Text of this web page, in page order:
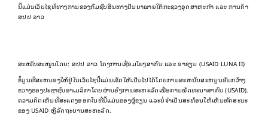
ນີ້ແມ່ນເວັບໄຊທ໌ທາງການຂອງກົມຊັບສິນທາງປັນຍາພາຍໃຕ້ກະຊວງອຸດສາຫະກຳ ແລະ ການຄ້າ
ສປປ ລາວ
ສະໜັບສະໜູນໂດຍ: ສປປ ລາວ ໂຄງການເຊື່ອມໂຍງສາກົນ ແລະ ອາຊຽນ (USAID LUNA II)
ຂໍ້​ມູນ​ທີ່​ສະ​ຫນອງ​ໃຫ້​ຢູ່​ໃນ​ເວັບ​ໄຊ​ນີ້​ແມ່ນ​ເຮັດ​ໃຫ້​ເປັນ​ໄປ​ໄດ້​ໂດຍ​ການ​ສະ​ຫນັບ​ສະ​ຫນູນ​ອັນ​ກວ້າງ​
ຂວາງ​ຂອງ​ປະ​ຊາ​ຊົນ​ອາ​ເມລິ​ກາ​ໂດຍ​ຜ່ານ​ອົງ​ການ​ສະ​ຫະ​ລັດ​ເພື່ອ​ການ​ພັດ​ທະ​ນາ​ສາ​ກົນ (USAID).
ຄວາມຄິດເຫັນທີ່ສະແດງອອກໃນທີ່ນີ້ແມ່ນຂອງຜູ້ຂຽນ ແລະບໍ່ຈໍາເປັນສະທ້ອນໃຫ້ເຫັນທັດສະນະ
ຂອງ USAID ຫຼືລັດຖະບານສະຫະລັດ.